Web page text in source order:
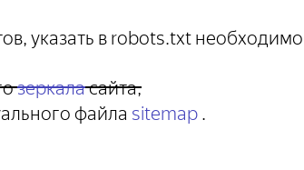
указать в robots.txt
зеркаласайта,
файла sitemap